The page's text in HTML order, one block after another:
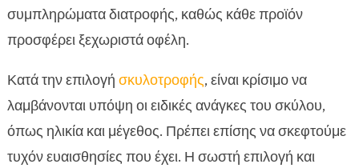
συμπληρώματα διατροφής, καθώς κάθε προϊόν
προσφέρει ξεχωριστά οφέλη.
Κατά την επιλογή σκυλοτροφής, είναι κρίσιμο να
λαμβάνονται υπόψη οι ειδικές ανάγκες του σκύλου,
όπως ηλικία και μέγεθος. Πρέπει επίσης να σκεφτούμε
τυχόν ευαισθησίες που έχει. Η σωστή επιλογή και